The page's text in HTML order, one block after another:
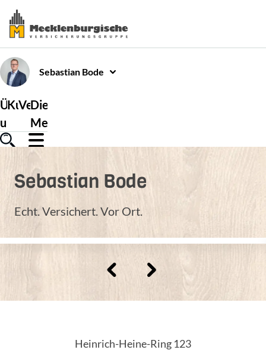
Sebastian Bode
Über
uns
Kundenservice
Versicherungen
Die
Mecklenburgische
Sebastian Bode
Echt. Versichert. Vor Ort.
Heinrich-Heine-Ring 123